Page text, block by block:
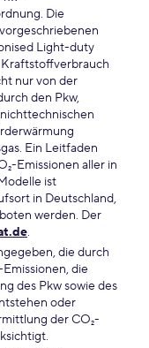
Die
Light-duty
nur von der
den Pkw,
Ein Leitfaden
Emissionen aller in
ist
in Deutschland,
werden. Der
.
die durch
die
des Pkw sowie des
oder
der CO₂-